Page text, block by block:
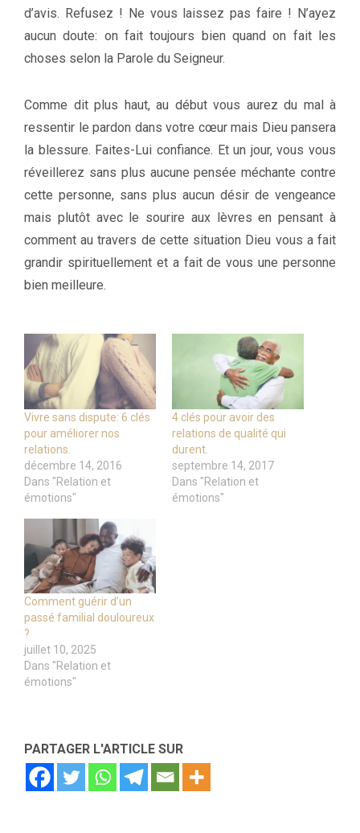
d’avis. Refusez ! Ne vous laissez pas faire ! N’ayez
aucun doute: on fait toujours bien quand on fait les
choses selon la Parole du Seigneur.
Comme dit plus haut, au début vous aurez du mal à
ressentir le pardon dans votre cœur mais Dieu pansera
la blessure. Faites-Lui confiance. Et un jour, vous vous
réveillerez sans plus aucune pensée méchante contre
cette personne, sans plus aucun désir de vengeance
mais plutôt avec le sourire aux lèvres en pensant à
comment au travers de cette situation Dieu vous a fait
grandir spirituellement et a fait de vous une personne
bien meilleure.
Vivre sans dispute: 6 clés
pour améliorer nos
relations.
décembre 14, 2016
Dans "Relation et
émotions"
4 clés pour avoir des
relations de qualité qui
durent.
septembre 14, 2017
Dans "Relation et
émotions"
Comment guérir d’un
passé familial douloureux
?
juillet 10, 2025
Dans "Relation et
émotions"
PARTAGER L'ARTICLE SUR